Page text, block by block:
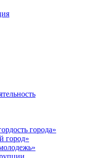
города»
город»